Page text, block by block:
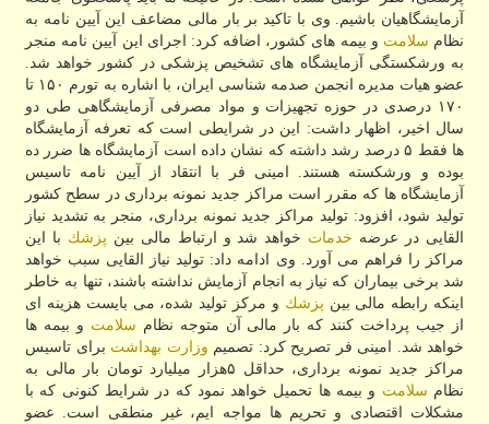
آزمایشگاهیان باشیم. وی با تاكید بر بار مالی مضاعف این آیین نامه به
نظام سلامت و بیمه های كشور، اضافه كرد: اجرای این آیین نامه منجر
به ورشكستگی آزمایشگاه های تشخیص پزشكی در كشور خواهد شد.
عضو هیات مدیره انجمن صدمه شناسی ایران، با اشاره به تورم ۱۵۰ تا
۱۷۰ درصدی در حوزه تجهیزات و مواد مصرفی آزمایشگاهی طی دو
سال اخیر، اظهار داشت: این در شرایطی است كه تعرفه آزمایشگاه
ها فقط ۵ درصد رشد داشته كه نشان داده است آزمایشگاه ها ضرر ده
بوده و ورشكسته هستند. امینی فر با انتقاد از آیین نامه تاسیس
آزمایشگاه ها كه مقرر است مراكز جدید نمونه برداری در سطح كشور
تولید شود، افزود: تولید مراكز جدید نمونه برداری، منجر به تشدید نیاز
القایی در عرضه خدمات خواهد شد و ارتباط مالی بین پزشك با این
مراكز را فراهم می آورد. وی ادامه داد: تولید نیاز القایی سبب خواهد
شد برخی بیماران كه نیاز به انجام آزمایش نداشته باشند، تنها به خاطر
اینكه رابطه مالی بین پزشك و مركز تولید شده، می بایست هزینه ای
از جیب پرداخت كنند كه بار مالی آن متوجه نظام سلامت و بیمه ها
خواهد شد. امینی فر تصریح كرد: تصمیم وزارت بهداشت برای تاسیس
مراكز جدید نمونه برداری، حداقل ۵هزار میلیارد تومان بار مالی به
نظام سلامت و بیمه ها تحمیل خواهد نمود كه در شرایط كنونی كه با
مشكلات اقتصادی و تحریم ها مواجه ایم، غیر منطقی است. عضو